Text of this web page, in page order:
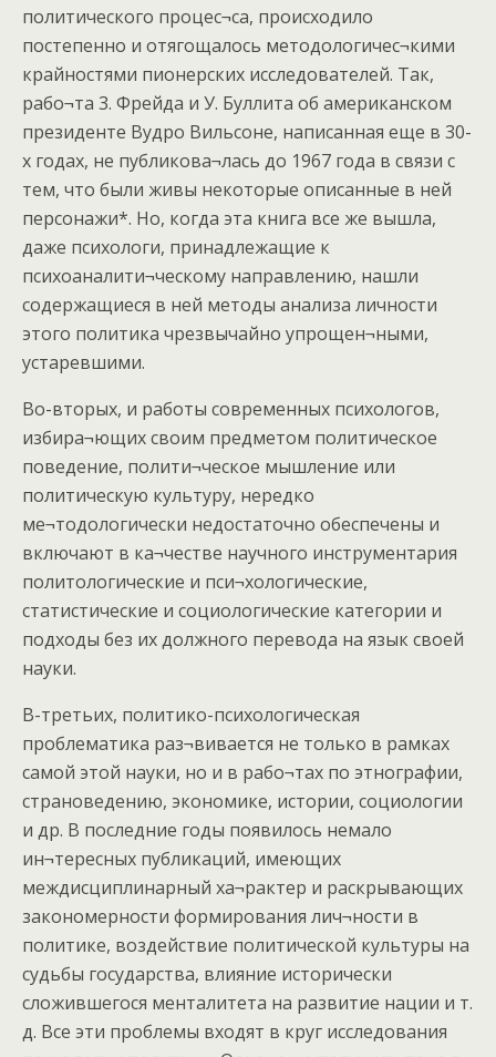
политического процес¬са, происходило
постепенно и отягощалось методологичес¬кими
крайностями пионерских исследователей. Так,
рабо¬та 3. Фрейда и У. Буллита об американском
президенте Вудро Вильсоне, написанная еще в 30-
х годах, не публикова¬лась до 1967 года в связи с
тем, что были живы некоторые описанные в ней
персонажи*. Но, когда эта книга все же вышла,
даже психологи, принадлежащие к
психоаналити¬ческому направлению, нашли
содержащиеся в ней методы анализа личности
этого политика чрезвычайно упрощен¬ными,
устаревшими.
Во-вторых, и работы современных психологов,
избира¬ющих своим предметом политическое
поведение, полити¬ческое мышление или
политическую культуру, нередко
ме¬тодологически недостаточно обеспечены и
включают в ка¬честве научного инструментария
политологические и пси¬хологические,
статистические и социологические категории и
подходы без их должного перевода на язык своей
науки.
В-третьих, политико-психологическая
проблематика раз¬вивается не только в рамках
самой этой науки, но и в рабо¬тах по этнографии,
страноведению, экономике, истории, социологии
и др. В последние годы появилось немало
ин¬тересных публикаций, имеющих
междисциплинарный ха¬рактер и раскрывающих
закономерности формирования лич¬ности в
политике, воздействие политической культуры на
судьбы государства, влияние исторически
сложившегося менталитета на развитие нации и т.
д. Все эти проблемы входят в круг исследования